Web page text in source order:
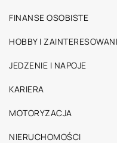
FINANSE OSOBISTE
HOBBY I
JEDZENIE I NAPOJE
KARIERA
MOTORYZACJA
NIERUCHOMOŚCI